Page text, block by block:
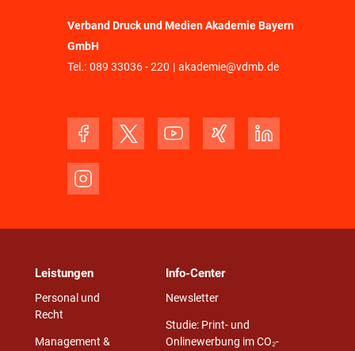
Verband Druck und Medien Akademie Bayern
GmbH
Tel.: 089 33036 - 220 | akademie@vdmb.de
Leistungen
Personal und
Recht
Management &
Info-Center
Newsletter
Studie: Print- und
Onlinewerbung im CO₂-